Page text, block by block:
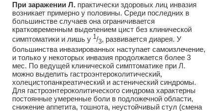
При заражении Л. практически здоровых лиц инвазия
возникает примерно у половины. Среди последних в
большинстве случаев она ограничивается
кратковременным выделением цист без клинической
симптоматики и лишь у 1/3, развивается диарея. У
большинства инвазированных наступает самоизлечение,
и только у некоторых инвазия продолжается более 3
мес. По ведущей клинической симптоматике при Л.
можно выделить гастроэнтероколитический,
холецистопанкреатический и астенический синдромы.
Для гастроэнтероколитического синдрома характерны
постоянные умеренные боли в подложечной области,
снижение аппетита, тошнота, неустойчивый стул (смена